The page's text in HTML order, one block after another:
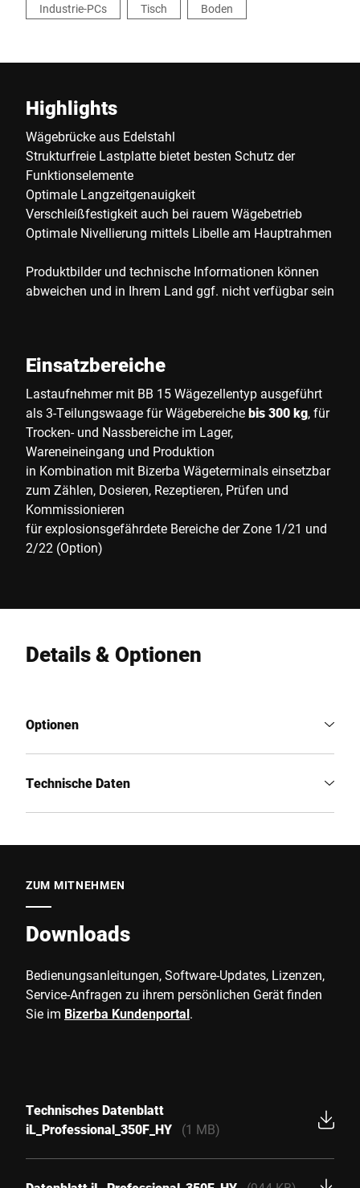
Industrie-PCs
Tisch Boden
Highlights
Wägebrücke aus Edelstahl
Strukturfreie Lastplatte bietet besten Schutz der
Funktionselemente
Optimale Langzeitgenauigkeit
Verschleißfestigkeit auch bei rauem Wägebetrieb
Optimale Nivellierung mittels Libelle am Hauptrahmen
Produktbilder und technische Informationen können
abweichen und in Ihrem Land ggf. nicht verfügbar sein
Einsatzbereiche
Lastaufnehmer mit BB 15 Wägezellentyp ausgeführt
als 3-Teilungswaage für Wägebereichebis 300 kg, für
Trocken- und Nassbereiche im Lager,
Wareneineingang und Produktion
in Kombination mit Bizerba Wägeterminals einsetzbar
zum Zählen, Dosieren, Rezeptieren, Prüfen und
Kommissionieren
für explosionsgefährdete Bereiche der Zone 1/21 und
2/22 (Option)
Details & Optionen
Optionen
Technische Daten
ZUM MITNEHMEN
Downloads
Bedienungsanleitungen, Software-Updates, Lizenzen,
Service-Anfragen zu ihrem persönlichen Gerät finden
Sie im Bizerba Kundenportal.
Technisches Datenblatt
iL_Professional_350F_HY
(1 MB)